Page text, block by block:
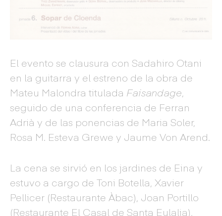
El evento se clausura con Sadahiro Otani
en la guitarra y el estreno de la obra de
Mateu Malondra titulada Faisandage,
seguido de una conferencia de Ferran
Adrià y de las ponencias de Maria Soler,
Rosa M. Esteva Grewe y Jaume Von Arend.
La cena se sirvió en los jardines de Eina y
estuvo a cargo de Toni Botella, Xavier
Pellicer (Restaurante Àbac), Joan Portillo
(Restaurante El Casal de Santa Eulalia),